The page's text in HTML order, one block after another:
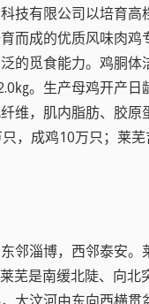
技有限公司以培育
而成的优质风味肉
的觅食能力。鸡胴
㎏。生产母鸡开产
维，肌内脂肪、胶
，成鸡10万只；莱
邻淄博，西邻泰安
芜是南缓北陡、向